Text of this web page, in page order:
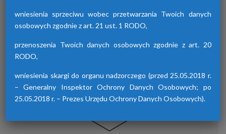
wniesienia sprzeciwu wobec przetwarzania Twoich danych
osobowych zgodnie z art. 21 ust. 1 RODO,
przenoszenia Twoich danych osobowych zgodnie z art. 20
RODO,
wniesienia skargi do organu nadzorczego (przed 25.05.2018 r.
– Generalny Inspektor Ochrony Danych Osobowych; po
25.05.2018 r. – Prezes Urzędu Ochrony Danych Osobowych).